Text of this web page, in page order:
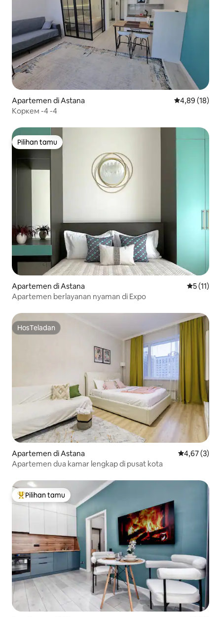
Apartemen di Astana Nilai rata-rata
4,89 (18)
Коркем -4 -4
Pilihan tamu
Pilihan tamu
Apartemen di Astana Nilai rata-
5 (11)
Apartemen berlayanan nyaman di Expo
HosTeladan
HosTeladan
Apartemen di Astana Nilai rata-
4,67 (3)
Apartemen dua kamar lengkap di pusat kota
Pilihan tamu terpopuler
Pilihan tamu